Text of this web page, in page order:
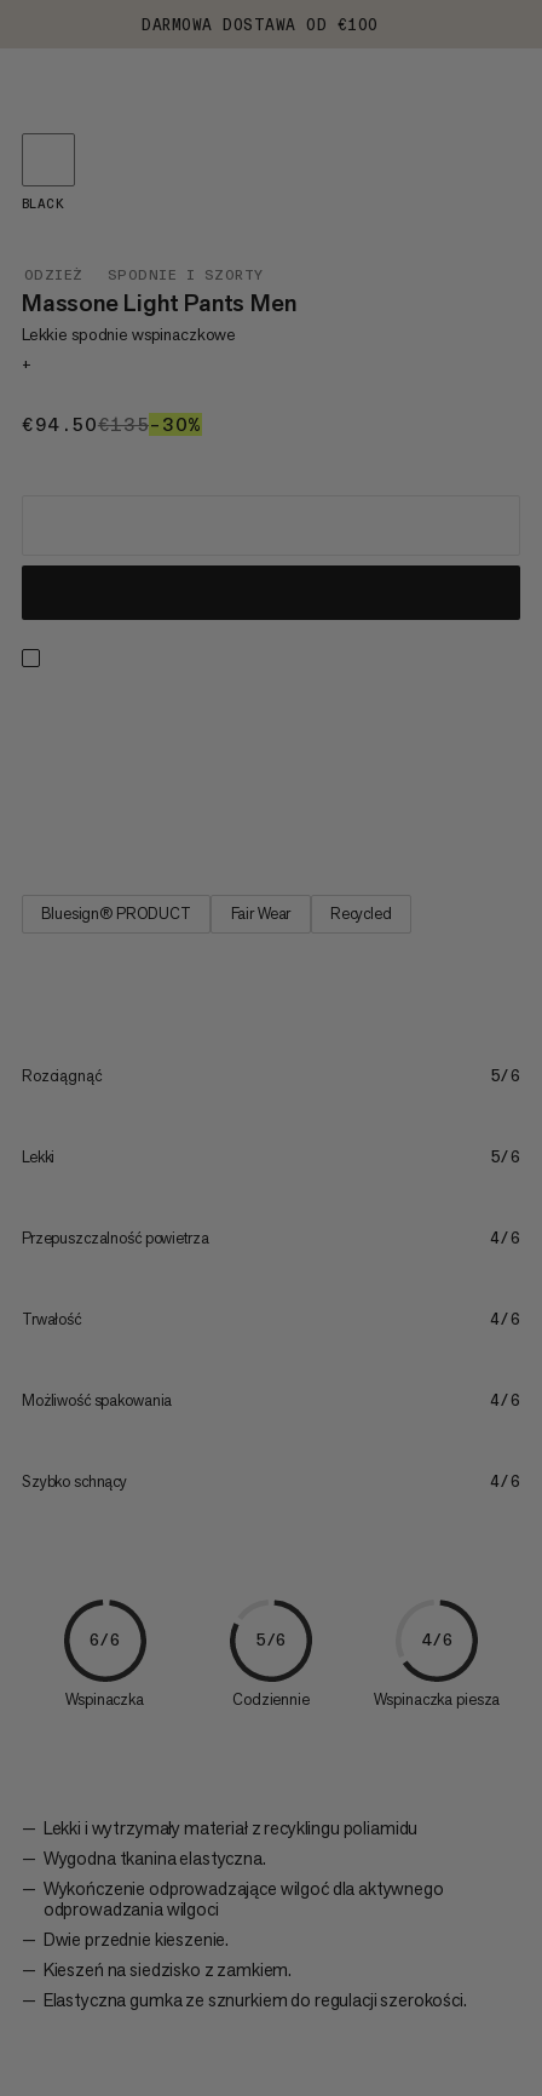
DARMOWA DOSTAWA OD €100
ODZIEŻ SPODNIE I SZORTY
Massone Light Pants Men
Lekkie spodnie wspinaczkowe
+
€94.50€94.50
€135€135
–30%
BLACK
Bluesign® PRODUCT Fair Wear Recycled
Rozciągnąć 5/6
Lekki 5/6
Przepuszczalność powietrza 4/6
Trwałość 4/6
Możliwość spakowania 4/6
Szybko schnący 4/6
6/6
Wspinaczka
5/6
Codziennie
4/6
Wspinaczka piesza
Lekki i wytrzymały materiał z recyklingu poliamidu
Wygodna tkanina elastyczna.
Wykończenie odprowadzające wilgoć dla aktywnego
odprowadzania wilgoci
Dwie przednie kieszenie.
Kieszeń na siedzisko z zamkiem.
Elastyczna gumka ze sznurkiem do regulacji szerokości.